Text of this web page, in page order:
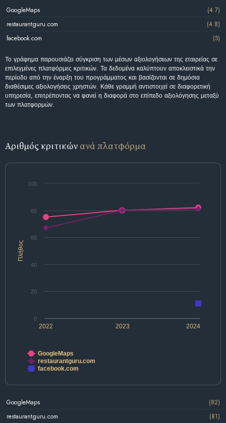
GoogleMaps
(4.7)
restaurantguru.com
(4.8)
facebook.com
(5)
Το γράφημα παρουσιάζει σύγκριση των μέσων αξιολογήσεων της εταιρείας σε
επιλεγμένες πλατφόρμες κριτικών. Τα δεδομένα καλύπτουν αποκλειστικά την
περίοδο από την έναρξη του προγράμματος και βασίζονται σε δημόσια
διαθέσιμες αξιολογήσεις χρηστών. Κάθε γραμμή αντιστοιχεί σε διαφορετική
υπηρεσία, επιτρέποντας να φανεί η διαφορά στο επίπεδο αξιολόγησης μεταξύ
των πλατφορμών.
Αριθμός κριτικών ανά πλατφόρμα
Πλήθος
2022 2023 2024
0
20
40
60
80
100
GoogleMaps
restaurantguru.com
facebook.com
GoogleMaps
(82)
restaurantguru.com
(81)